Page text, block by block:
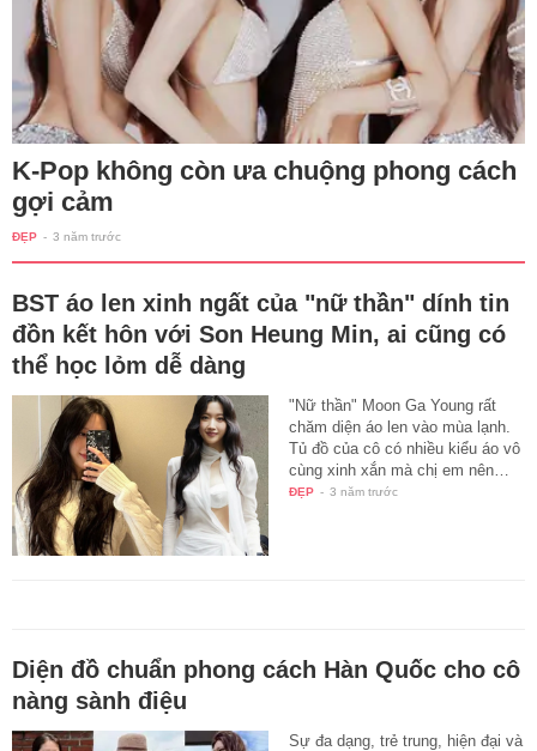
K-Pop không còn ưa chuộng phong cách
gợi cảm
ĐẸP - 3 năm trước
BST áo len xinh ngất của "nữ thần" dính tin
đồn kết hôn với Son Heung Min, ai cũng có
thể học lỏm dễ dàng
"Nữ thần" Moon Ga Young rất
chăm diện áo len vào mùa lạnh.
Tủ đồ của cô có nhiều kiểu áo vô
cùng xinh xắn mà chị em nên…
ĐẸP - 3 năm trước
Diện đồ chuẩn phong cách Hàn Quốc cho cô
nàng sành điệu
Sự đa dạng, trẻ trung, hiện đại và